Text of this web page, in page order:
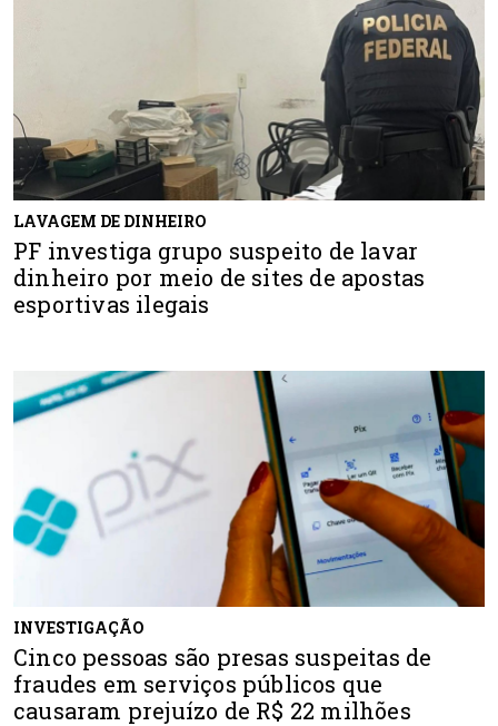
LAVAGEM DE DINHEIRO
PF investiga grupo suspeito de lavar
dinheiro por meio de sites de apostas
esportivas ilegais
INVESTIGAÇÃO
Cinco pessoas são presas suspeitas de
fraudes em serviços públicos que
causaram prejuízo de R$ 22 milhões